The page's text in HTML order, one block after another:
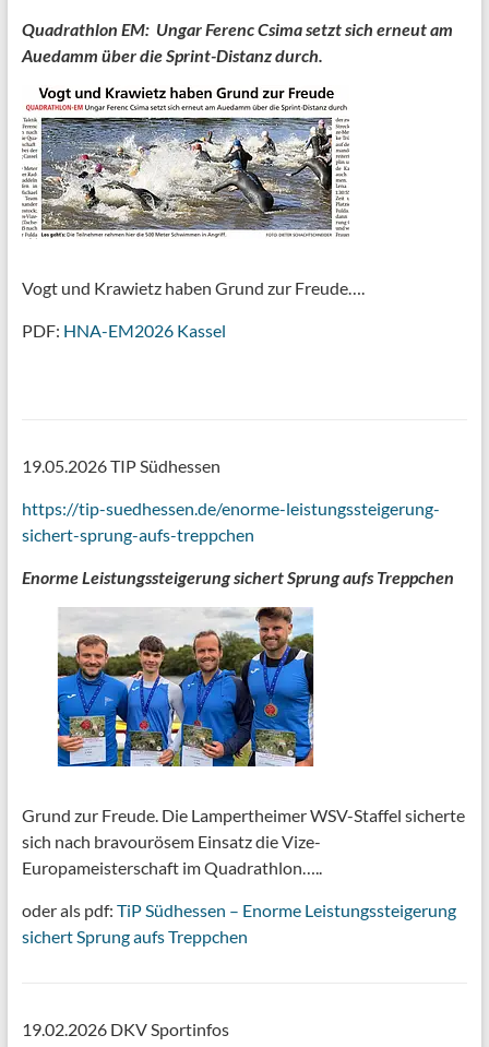
Quadrathlon EM: Ungar Ferenc Csima setzt sich erneut am
Auedamm über die Sprint-Distanz durch.
Vogt und Krawietz haben Grund zur Freude….
PDF: HNA-EM2026 Kassel
19.05.2026 TIP Südhessen
https://tip-suedhessen.de/enorme-leistungssteigerung-
sichert-sprung-aufs-treppchen
Enorme Leistungssteigerung sichert Sprung aufs Treppchen
Grund zur Freude. Die Lampertheimer WSV-Staffel sicherte
sich nach bravourösem Einsatz die Vize-
Europameisterschaft im Quadrathlon…..
oder als pdf: TiP Südhessen – Enorme Leistungssteigerung
sichert Sprung aufs Treppchen
19.02.2026 DKV Sportinfos